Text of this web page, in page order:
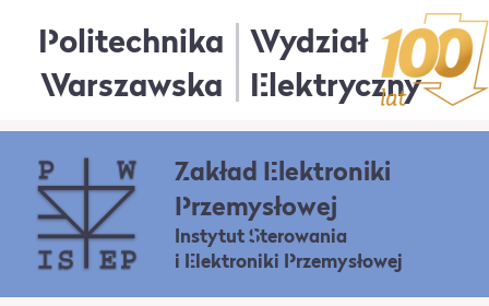
Politechnika
Warszawska
Wydział
Elektryczny
Zakład Elektroniki
Przemysłowej
Instytut Sterowania
i Elektroniki Przemysłowej